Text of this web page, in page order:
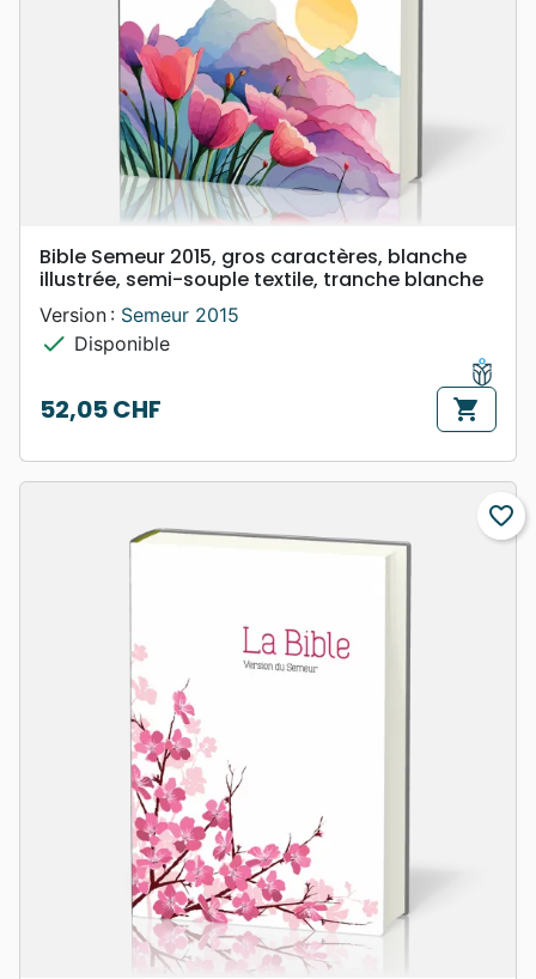
Bible Semeur 2015, gros caractères, blanche
illustrée, semi-souple textile, tranche blanche
Version : Semeur 2015
check Disponible
Prix
52,05 CHF shopping_cart
favorite_border